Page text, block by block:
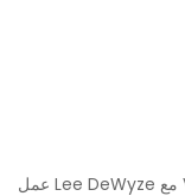
عمل Lee DeWyze مع Vanguard Records و RCA Records و